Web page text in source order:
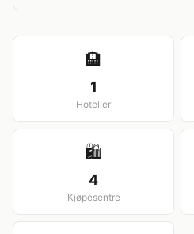
🏨
1
Hoteller
🛍️
4
Kjøpesentre